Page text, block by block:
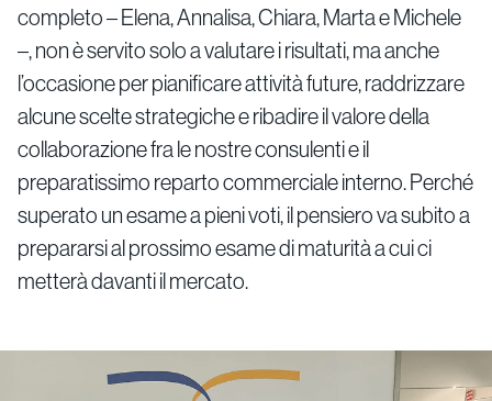
completo – Elena, Annalisa, Chiara, Marta e Michele
–, non è servito solo a valutare i risultati, ma anche
l’occasione per pianificare attività future, raddrizzare
alcune scelte strategiche e ribadire il valore della
collaborazione fra le nostre consulenti e il
preparatissimo reparto commerciale interno. Perché
superato un esame a pieni voti, il pensiero va subito a
prepararsi al prossimo esame di maturità a cui ci
metterà davanti il mercato.